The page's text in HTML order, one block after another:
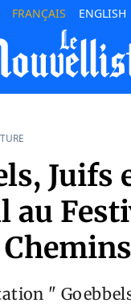
FRANÇAIS ENGLISH
Juifs
au
"